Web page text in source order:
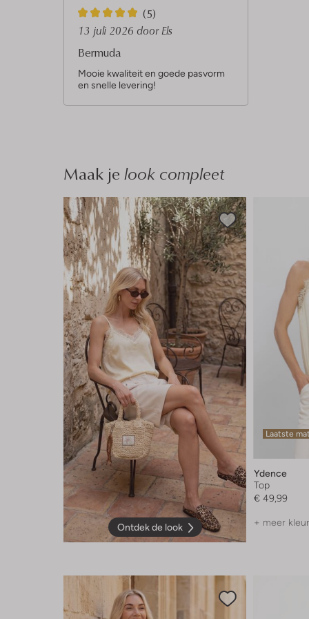
5
S
t
e
r
r
(5)
13 juli 2026 door Els
Bermuda
Mooie kwaliteit en goede pasvorm
en snelle levering!
Maak je look compleet
Ontdek de look
Laatste
Ydence
Top
€ 49,99
+ meer